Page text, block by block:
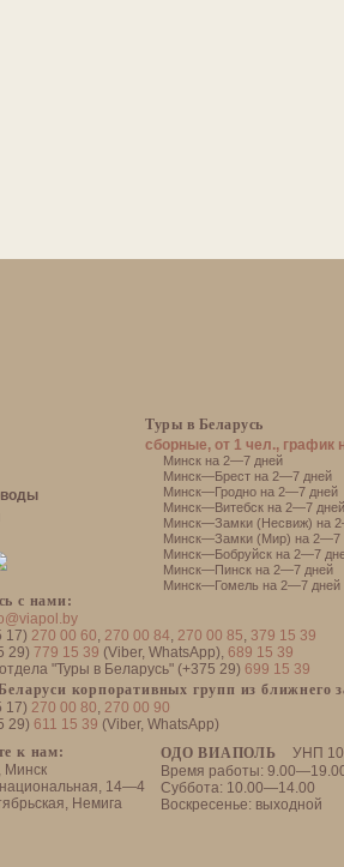
с нами:
17) 270 00 60, 270 00 84, 270 00 85, 379 15 39
29) 779 15 39 (Viber, WhatsApp), 689 15 39
"Туры в Беларусь" (+375 29) 699 15 39
корпоративных групп из ближнего
17) 270 00 80, 270 00 90
29) 611 15 39 (Viber, WhatsApp)
ОДО ВИАПОЛЬ
УНП
Время работы:
Суббота: 10.00—14.00
Воскресенье: выходной
к нам:
Минск
14—4
Немига
Туры в Беларусь
сборные, от 1 чел., график
Минск на 2—7 дней
Минск—Брест на 2—7 дней
Минск—Гродно на 2—7 дней
Минск—Витебск на 2—7 дней
Минск—Замки (Несвиж) на
Минск—Замки (Мир) на 2—7
Минск—Бобруйск на 2—7
Минск—Пинск на 2—7 дней
Минск—Гомель на 2—7 дней